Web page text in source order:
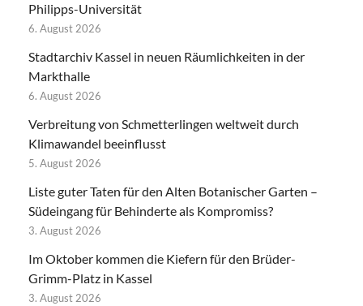
Philipps-Universität
6. August 2026
Stadtarchiv Kassel in neuen Räumlichkeiten in der
Markthalle
6. August 2026
Verbreitung von Schmetterlingen weltweit durch
Klimawandel beeinflusst
5. August 2026
Liste guter Taten für den Alten Botanischer Garten –
Südeingang für Behinderte als Kompromiss?
3. August 2026
Im Oktober kommen die Kiefern für den Brüder-
Grimm-Platz in Kassel
3. August 2026